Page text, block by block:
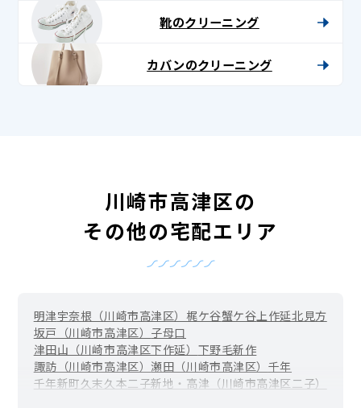
靴のクリーニング
カバンのクリーニング
川崎市高津区の
その他の宅配エリア
明津宇奈根（川崎市高津区） 梶ケ谷蟹ケ谷上作延北見方
坂戸（川崎市高津区） 子母口
津田山（川崎市高津区下作延） 下野毛新作
諏訪（川崎市高津区）瀬田（川崎市高津区） 千年
千年新町久末久本二子新地・高津（川崎市高津区二子）